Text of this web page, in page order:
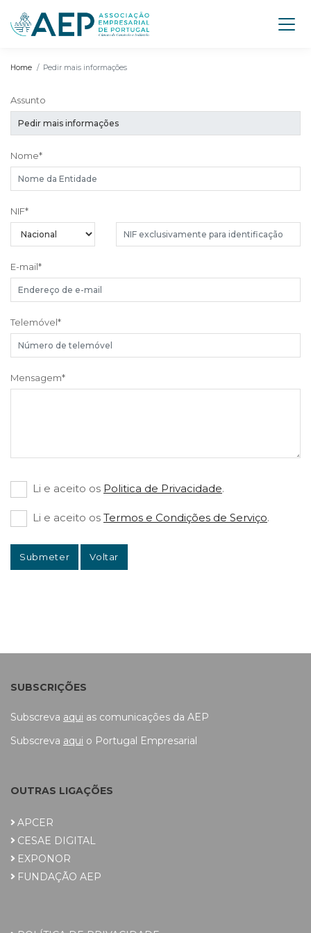
Home Pedir mais informações
Assunto
Nome*
NIF*
E-mail*
Telemóvel*
Mensagem*
Li e aceito os Politica de Privacidade.
Li e aceito os Termos e Condições de Serviço.
Submeter Voltar
SUBSCRIÇÕES
Subscreva aqui as comunicações da AEP
Subscreva aqui o Portugal Empresarial
OUTRAS LIGAÇÕES
APCER
CESAE DIGITAL
EXPONOR
FUNDAÇÃO AEP